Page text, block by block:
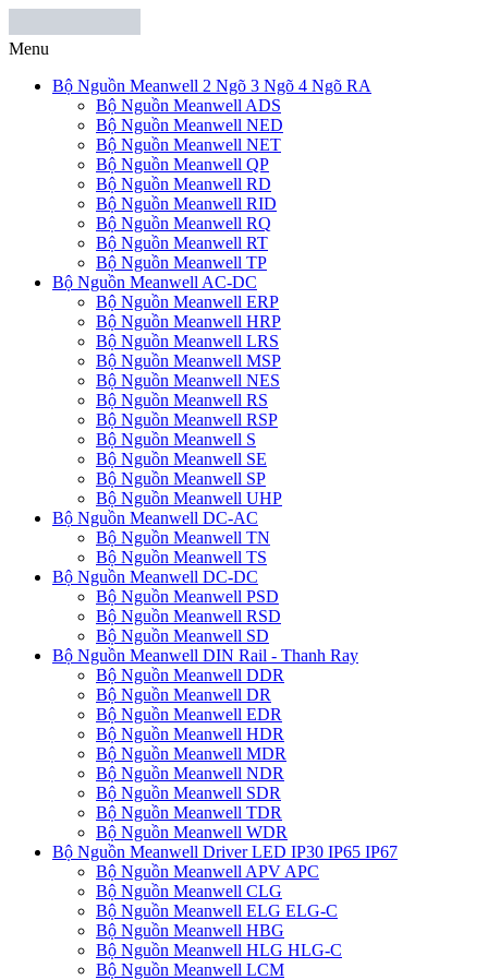
Menu
Bộ Nguồn Meanwell 2 Ngõ 3 Ngõ 4 Ngõ RA
Bộ Nguồn Meanwell ADS
Bộ Nguồn Meanwell NED
Bộ Nguồn Meanwell NET
Bộ Nguồn Meanwell QP
Bộ Nguồn Meanwell RD
Bộ Nguồn Meanwell RID
Bộ Nguồn Meanwell RQ
Bộ Nguồn Meanwell RT
Bộ Nguồn Meanwell TP
Bộ Nguồn Meanwell AC-DC
Bộ Nguồn Meanwell ERP
Bộ Nguồn Meanwell HRP
Bộ Nguồn Meanwell LRS
Bộ Nguồn Meanwell MSP
Bộ Nguồn Meanwell NES
Bộ Nguồn Meanwell RS
Bộ Nguồn Meanwell RSP
Bộ Nguồn Meanwell S
Bộ Nguồn Meanwell SE
Bộ Nguồn Meanwell SP
Bộ Nguồn Meanwell UHP
Bộ Nguồn Meanwell DC-AC
Bộ Nguồn Meanwell TN
Bộ Nguồn Meanwell TS
Bộ Nguồn Meanwell DC-DC
Bộ Nguồn Meanwell PSD
Bộ Nguồn Meanwell RSD
Bộ Nguồn Meanwell SD
Bộ Nguồn Meanwell DIN Rail - Thanh Ray
Bộ Nguồn Meanwell DDR
Bộ Nguồn Meanwell DR
Bộ Nguồn Meanwell EDR
Bộ Nguồn Meanwell HDR
Bộ Nguồn Meanwell MDR
Bộ Nguồn Meanwell NDR
Bộ Nguồn Meanwell SDR
Bộ Nguồn Meanwell TDR
Bộ Nguồn Meanwell WDR
Bộ Nguồn Meanwell Driver LED IP30 IP65 IP67
Bộ Nguồn Meanwell APV APC
Bộ Nguồn Meanwell CLG
Bộ Nguồn Meanwell ELG ELG-C
Bộ Nguồn Meanwell HBG
Bộ Nguồn Meanwell HLG HLG-C
Bộ Nguồn Meanwell LCM